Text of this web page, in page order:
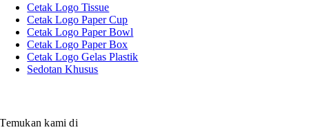
Cetak Logo Tissue
Cetak Logo Paper Cup
Cetak Logo Paper Bowl
Cetak Logo Paper Box
Cetak Logo Gelas Plastik
Sedotan Khusus
Temukan kami di